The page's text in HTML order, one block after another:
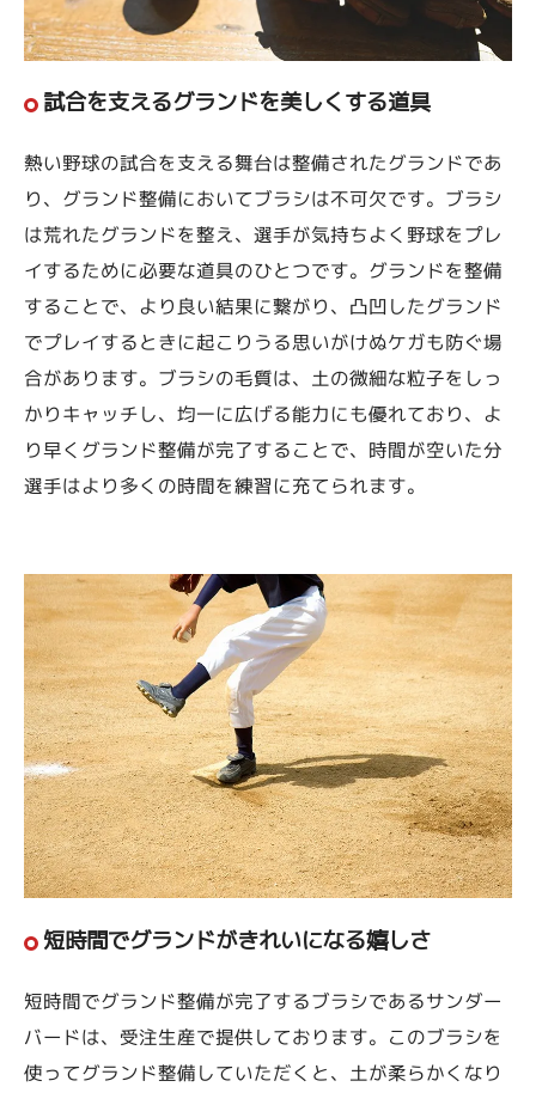
試合を支えるグランドを美しくする道具
熱い野球の試合を支える舞台は整備されたグランドであ
り、グランド整備においてブラシは不可欠です。ブラシ
は荒れたグランドを整え、選手が気持ちよく野球をプレ
イするために必要な道具のひとつです。グランドを整備
することで、より良い結果に繋がり、凸凹したグランド
でプレイするときに起こりうる思いがけぬケガも防ぐ場
合があります。ブラシの毛質は、土の微細な粒子をしっ
かりキャッチし、均一に広げる能力にも優れており、よ
り早くグランド整備が完了することで、時間が空いた分
選手はより多くの時間を練習に充てられます。
短時間でグランドがきれいになる嬉しさ
短時間でグランド整備が完了するブラシであるサンダー
バードは、受注生産で提供しております。このブラシを
使ってグランド整備していただくと、土が柔らかくなり